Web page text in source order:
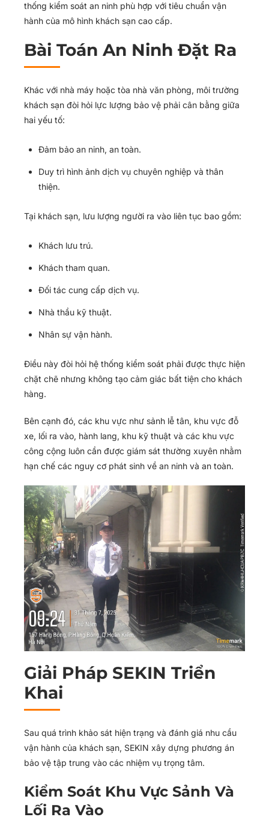
thống kiểm soát an ninh phù hợp với tiêu chuẩn vận
hành của mô hình khách sạn cao cấp.
Bài Toán An Ninh Đặt Ra
Khác với nhà máy hoặc tòa nhà văn phòng, môi trường
khách sạn đòi hỏi lực lượng bảo vệ phải cân bằng giữa
hai yếu tố:
Đảm bảo an ninh, an toàn.
Duy trì hình ảnh dịch vụ chuyên nghiệp và thân
thiện.
Tại khách sạn, lưu lượng người ra vào liên tục bao gồm:
Khách lưu trú.
Khách tham quan.
Đối tác cung cấp dịch vụ.
Nhà thầu kỹ thuật.
Nhân sự vận hành.
Điều này đòi hỏi hệ thống kiểm soát phải được thực hiện
chặt chẽ nhưng không tạo cảm giác bất tiện cho khách
hàng.
Bên cạnh đó, các khu vực như sảnh lễ tân, khu vực đỗ
xe, lối ra vào, hành lang, khu kỹ thuật và các khu vực
công cộng luôn cần được giám sát thường xuyên nhằm
hạn chế các nguy cơ phát sinh về an ninh và an toàn.
Giải Pháp SEKIN Triển
Khai
Sau quá trình khảo sát hiện trạng và đánh giá nhu cầu
vận hành của khách sạn, SEKIN xây dựng phương án
bảo vệ tập trung vào các nhiệm vụ trọng tâm.
Kiểm Soát Khu Vực Sảnh Và
Lối Ra Vào